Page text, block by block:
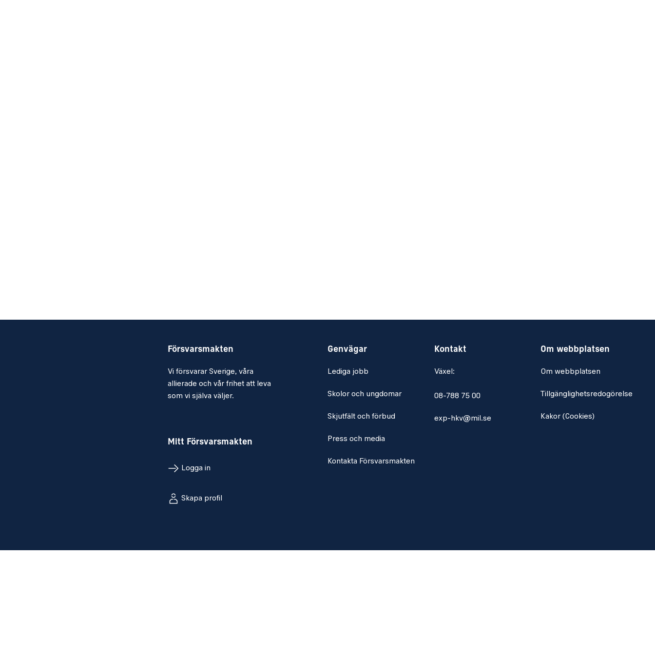
Försvarsmakten
Vi försvarar Sverige, våra
allierade och vår frihet att leva
som vi själva väljer.
Mitt Försvarsmakten
Logga in
Skapa profil
Genvägar
Lediga jobb
Skolor och ungdomar
Skjutfält och förbud
Press och media
Kontakta Försvarsmakten
Kontakt
Växel:
08-788 75 00
exp-hkv@mil.se
Om webbplatsen
Om webbplatsen
Tillgänglighetsredogörelse
Kakor (Cookies)